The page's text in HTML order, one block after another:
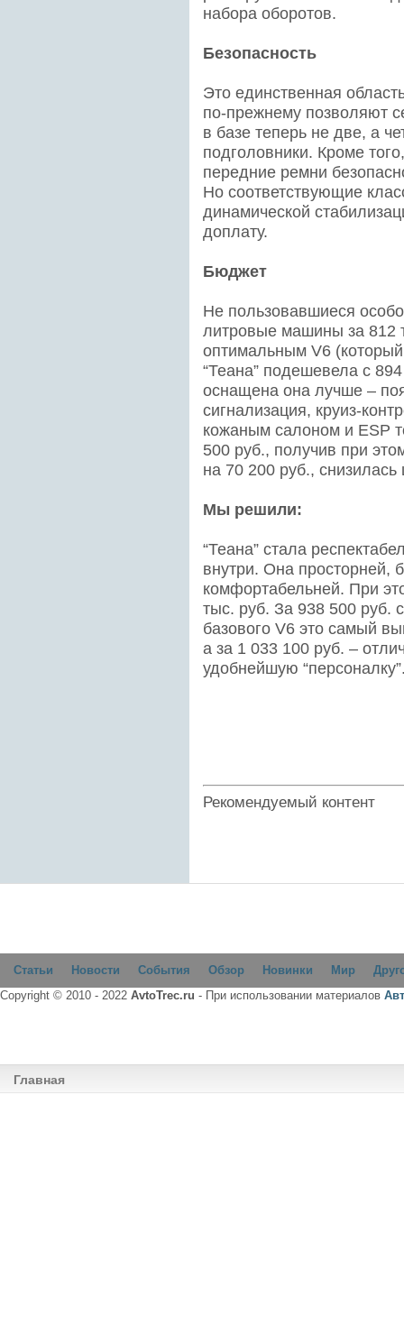
набора оборотов.
Безопасность
Это единственная
по-прежнему позволяют
в базе теперь не две, а
подголовники. Кроме
передние ремни
Но соответствующие
динамической
доплату.
Бюджет
Не пользовавшиеся
литровые машины за 812
оптимальным V6
“Теана” подешевела с
оснащена она лучше –
сигнализация, круиз-
кожаным салоном и ESP
500 руб., получив при
на 70 200 руб., снизилась
Мы решили:
“Теана” стала
внутри. Она просторней,
комфортабельней. При
тыс. руб. За 938 500 руб.
базового V6 это самый
а за 1 033 100 руб. –
удобнейшую
Рекомендуемый контент
Статьи Новости События Обзор Новинки Мир
Copyright © 2010 - 2022 AvtoTrec.ru - При использовании материалов
Главная